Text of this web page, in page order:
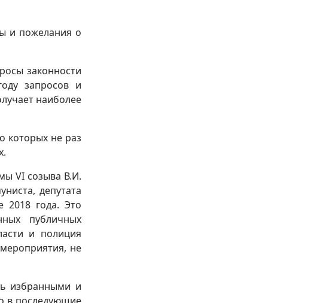
и пожелания о
законности
запросов и
наиболее
которых не раз
VI созыва В.И.
депутата
2018 года. Это
публичных
и полиция
не
избранными и